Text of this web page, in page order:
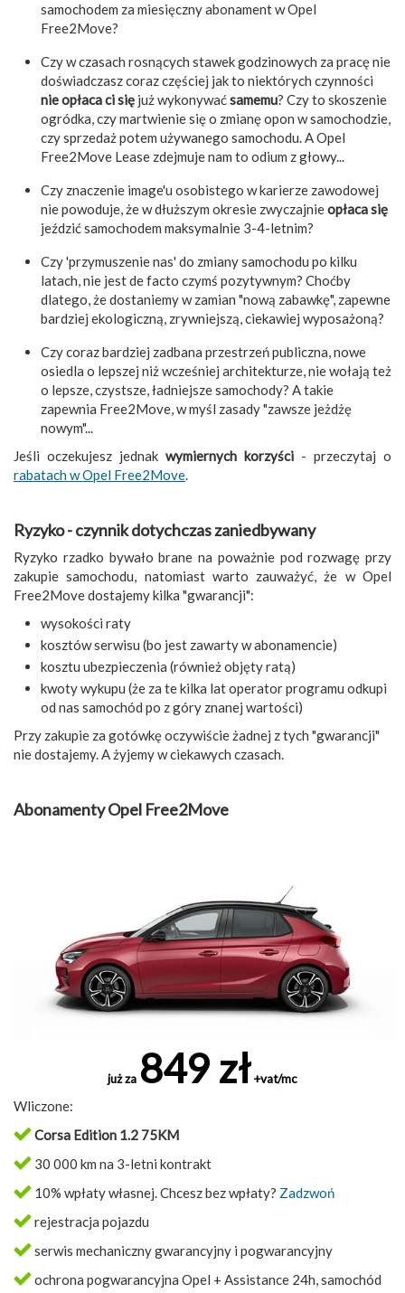
samochodem za miesięczny abonament w Opel
Free2Move?
Czy w czasach rosnących stawek godzinowych za pracę nie
doświadczasz coraz częściej jak to niektórych czynności
nie opłaca ci się już wykonywaćsamemu? Czy to skoszenie
ogródka, czy martwienie się o zmianę opon w samochodzie,
czy sprzedaż potem używanego samochodu. A Opel
Free2Move Lease zdejmuje nam to odium z głowy...
Czy znaczenie image'u osobistego w karierze zawodowej
nie powoduje, że w dłuższym okresie zwyczajnieopłaca się
jeździć samochodem maksymalnie 3-4-letnim?
Czy 'przymuszenie nas' do zmiany samochodu po kilku
latach, nie jest de facto czymś pozytywnym? Choćby
dlatego, że dostaniemy w zamian "nową zabawkę", zapewne
bardziej ekologiczną, zrywniejszą, ciekawiej wyposażoną?
Czy coraz bardziej zadbana przestrzeń publiczna, nowe
osiedla o lepszej niż wcześniej architekturze, nie wołają też
o lepsze, czystsze, ładniejsze samochody? A takie
zapewnia Free2Move, w myśl zasady "zawsze jeżdżę
nowym"...
Jeśli oczekujesz jednak wymiernych korzyści - przeczytaj o
rabatach w Opel Free2Move.
Ryzyko - czynnik dotychczas zaniedbywany
Ryzyko rzadko bywało brane na poważnie pod rozwagę przy
zakupie samochodu, natomiast warto zauważyć, że w Opel
Free2Move dostajemy kilka "gwarancji":
wysokości raty
kosztów serwisu (bo jest zawarty w abonamencie)
kosztu ubezpieczenia (również objęty ratą)
kwoty wykupu (że za te kilka lat operator programu odkupi
od nas samochód po z góry znanej wartości)
Przy zakupie za gotówkę oczywiście żadnej z tych "gwarancji"
nie dostajemy. A żyjemy w ciekawych czasach.
Abonamenty Opel Free2Move
już za 849 zł +vat/mc
Wliczone:
Corsa Edition 1.2 75KM
30 000 km na 3-letni kontrakt
10% wpłaty własnej. Chcesz bez wpłaty? Zadzwoń
rejestracja pojazdu
serwis mechaniczny gwarancyjny i pogwarancyjny
ochrona pogwarancyjna Opel + Assistance 24h, samochód